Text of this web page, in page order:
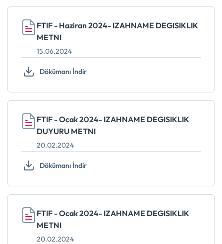
FTIF - Haziran 2024- IZAHNAME DEGISIKLIK
METNI
15.06.2024
Dökümanı İndir
FTIF - Ocak 2024- IZAHNAME DEGISIKLIK
DUYURU METNI
20.02.2024
Dökümanı İndir
FTIF - Ocak 2024- IZAHNAME DEGISIKLIK
METNI
20.02.2024